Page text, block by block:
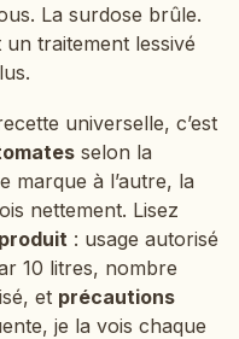
La surdose brûle.
traitement lessivé
universelle, c’est
selon la
marque à l’autre, la
nettement. Lisez
: usage autorisé
10 litres, nombre
et précautions
je la vois chaque